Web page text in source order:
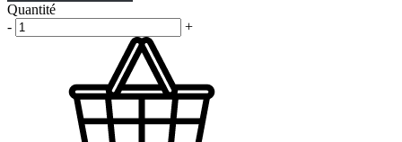
Quantité
-
+